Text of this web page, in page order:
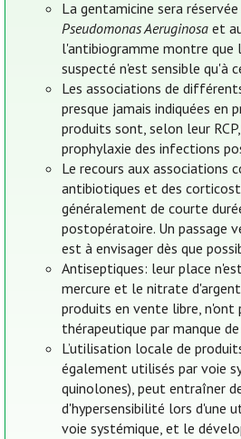
La gentamicine sera
Pseudomonas Aeruginosa et
l'antibiogramme montre que
suspecté n'est sensible qu'à
Les associations de
presque jamais indiquées en
produits sont, selon leur
prophylaxie des infections
Le recours aux associations
antibiotiques et des
généralement de courte
postopératoire. Un passage
est à envisager dès que
Antiseptiques: leur place
mercure et le nitrate
produits en vente libre, n'ont
thérapeutique par manque
L’utilisation locale de
également utilisés par voie
quinolones), peut entraîner
d'hypersensibilité lors d'une
voie systémique, et le